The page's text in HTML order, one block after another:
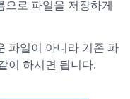
로 파일을 저장하게
파일이 아니라 기존 파
이 하시면 됩니다.